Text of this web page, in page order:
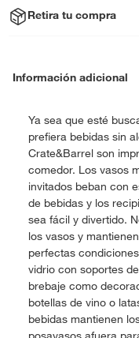
Retira tu compra
Información adicional
Ya sea que esté
prefiera bebidas sin
Crate&Barrel son
comedor. Los vasos
invitados beban con
de bebidas y los
sea fácil y divertido.
los vasos y
perfectas
vidrio con soportes
brebaje como
botellas de vino o
bebidas mantienen